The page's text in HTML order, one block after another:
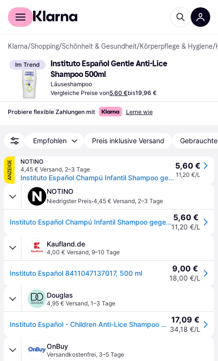
Für Shopper
Klarna/Shopping/Schönheit & Gesundheit/Körperpflege & Hygiene/
Im Trend
Instituto Español Gentle Anti-Lice
Shampoo 500ml
Läuseshampoo
Vergleiche Preise von5,60 €bis19,96 €
Probiere flexible Zahlungen mit Lerne wie
Empfohlen Preis inklusive Versand
ANZEIGE
NOTINO
4,45 € Versand, 2–3 Tage
Instituto Español Champú Infantil Shampoo gegen Läuse 500 ml
5,60 €
11,20 €/L
NOTINO
Niedrigster Preis·4,45 € Versand, 2–3 Tage
Instituto Español Champú Infantil Shampoo gegen Läuse 500 ml 5,60 €
11,20 €/L
Kaufland.de
4,00 € Versand, 9–10 Tage
Instituto Español 8411047137017, 500 ml 9,00 €
18,00 €/L
Douglas
4,95 € Versand, 1–3 Tage
Instituto Español - Children Anti-Lice Shampoo 500 ml (34.18 € / 1 l) 17,09 €
34,18 €/L
OnBuy
Versandkostenfrei, 3–5 Tage